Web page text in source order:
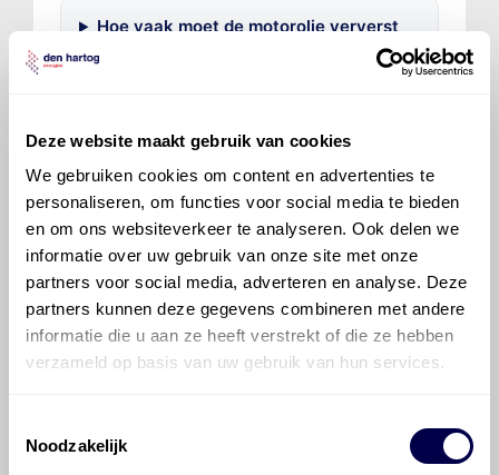
Deze website maakt gebruik van cookies
We gebruiken cookies om content en advertenties te
personaliseren, om functies voor social media te bieden
en om ons websiteverkeer te analyseren. Ook delen we
informatie over uw gebruik van onze site met onze
partners voor social media, adverteren en analyse. Deze
partners kunnen deze gegevens combineren met andere
informatie die u aan ze heeft verstrekt of die ze hebben
verzameld op basis van uw gebruik van hun services.
Noodzakelijk
Hoe vaak moet de motorolie ververst
worden bij een Mitsubishi ASX / RVR?
Mitsubishi ASX / RVR is productadvies
beschikbaar?
©OlyslagerAlle rechten voorbehouden. Deze
informatie mag noch geheel noch gedeeltelijk worden
voorafgaande schriftelijke toestemming van Olyslager
Organisation B.V. Hoewel alles in het werk is gesteld